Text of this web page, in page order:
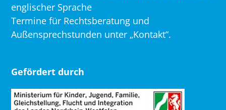
englischer Sprache
Termine für Rechtsberatung und
Außensprechstunden unter „Kontakt“.
Gefördert durch